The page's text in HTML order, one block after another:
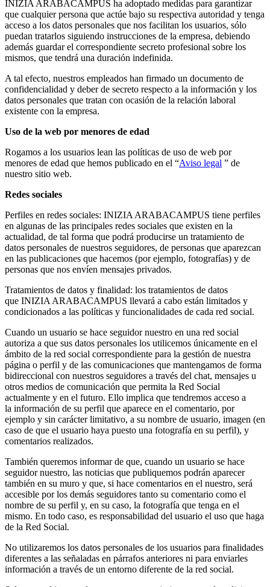
INIZIA ARABACAMPUS ha adoptado medidas para garantizar
que cualquier persona que actúe bajo su respectiva autoridad y tenga
acceso a los datos personales que nos facilitan los usuarios, sólo
puedan tratarlos siguiendo instrucciones de la empresa, debiendo
además guardar el correspondiente secreto profesional sobre los
mismos, que tendrá una duración indefinida.
A tal efecto, nuestros empleados han firmado un documento de
confidencialidad y deber de secreto respecto a la información y los
datos personales que tratan con ocasión de la relación laboral
existente con la empresa.
Uso de la web por menores de edad
Rogamos a los usuarios lean las políticas de uso de web por
menores de edad que hemos publicado en el “Aviso legal ” de
nuestro sitio web.
Redes sociales
Perfiles en redes sociales: INIZIA ARABACAMPUS tiene perfiles
en algunas de las principales redes sociales que existen en la
actualidad, de tal forma que podrá producirse un tratamiento de
datos personales de nuestros seguidores, de personas que aparezcan
en las publicaciones que hacemos (por ejemplo, fotografías) y de
personas que nos envíen mensajes privados.
Tratamientos de datos y finalidad: los tratamientos de datos
que INIZIA ARABACAMPUS llevará a cabo están limitados y
condicionados a las políticas y funcionalidades de cada red social.
Cuando un usuario se hace seguidor nuestro en una red social
autoriza a que sus datos personales los utilicemos únicamente en el
ámbito de la red social correspondiente para la gestión de nuestra
página o perfil y de las comunicaciones que mantengamos de forma
bidireccional con nuestros seguidores a través del chat, mensajes u
otros medios de comunicación que permita la Red Social
actualmente y en el futuro. Ello implica que tendremos acceso a
la información de su perfil que aparece en el comentario, por
ejemplo y sin carácter limitativo, a su nombre de usuario, imagen (en
caso de que el usuario haya puesto una fotografía en su perfil), y
comentarios realizados.
También queremos informar de que, cuando un usuario se hace
seguidor nuestro, las noticias que publiquemos podrán aparecer
también en su muro y que, si hace comentarios en el nuestro, será
accesible por los demás seguidores tanto su comentario como el
nombre de su perfil y, en su caso, la fotografía que tenga en el
mismo. En todo caso, es responsabilidad del usuario el uso que haga
de la Red Social.
No utilizaremos los datos personales de los usuarios para finalidades
diferentes a las señaladas en párrafos anteriores ni para enviarles
información a través de un entorno diferente de la red social.